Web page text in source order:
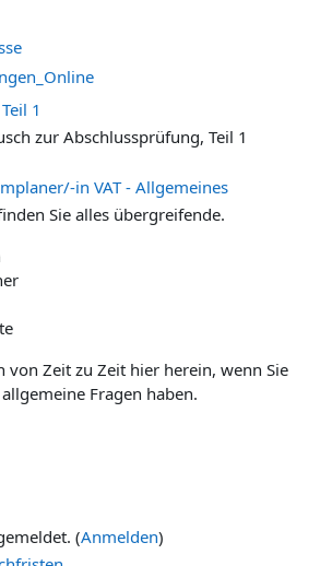
1
zur Abschlussprüfung, Teil 1
in VAT - Allgemeines
Sie alles übergreifende.
von Zeit zu Zeit hier herein, wenn Sie
Fragen haben.
(Anmelden)